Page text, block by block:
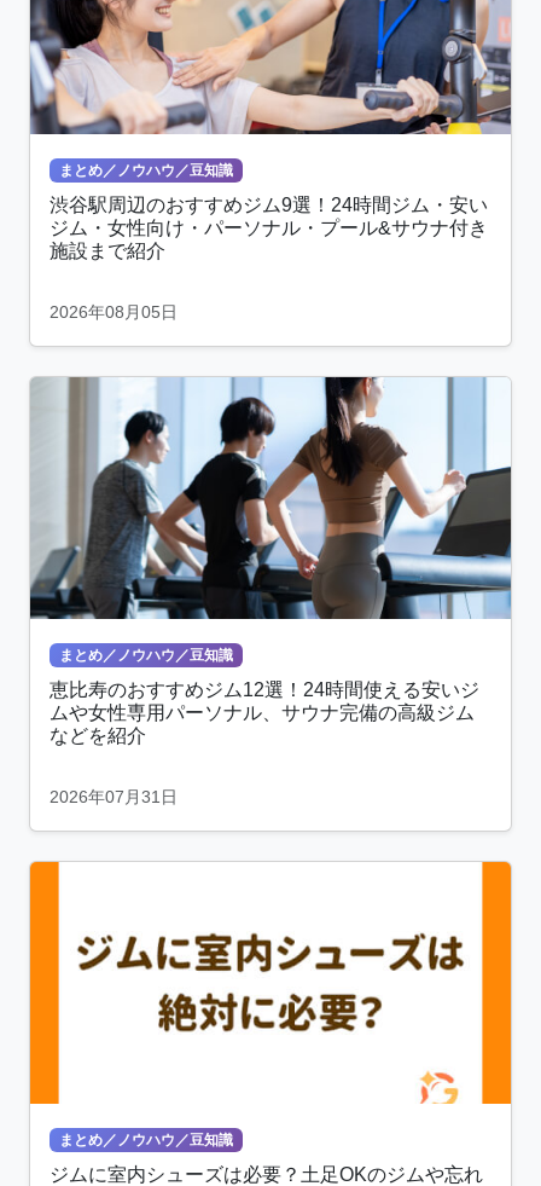
まとめ／ノウハウ／豆知識
渋谷駅周辺のおすすめジム9選！24時間ジム・安い
ジム・女性向け・パーソナル・プール&サウナ付き
施設まで紹介
2026年08月05日
まとめ／ノウハウ／豆知識
恵比寿のおすすめジム12選！24時間使える安いジ
ムや女性専用パーソナル、サウナ完備の高級ジム
などを紹介
2026年07月31日
まとめ／ノウハウ／豆知識
ジムに室内シューズは必要？土足OKのジムや忘れ